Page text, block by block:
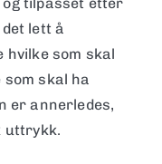
lett å
hvilke som skal
skal ha
er annerledes,
uttrykk.